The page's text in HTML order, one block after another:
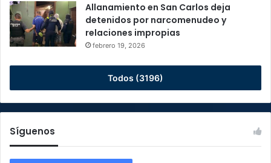
Allanamiento en San Carlos deja
detenidos por narcomenudeo y
relaciones impropias
febrero 19, 2026
Todos (3196)
Síguenos